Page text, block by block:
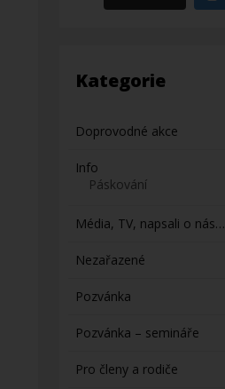
Kategorie
Doprovodné akce
Info
Páskování
Média, TV, napsali o nás…
Nezařazené
Pozvánka
Pozvánka – semináře
Pro členy a rodiče